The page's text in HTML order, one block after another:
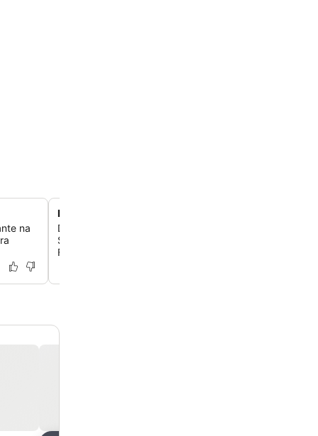
na
Localização tranquila em Akrotiri
Descubra um refúgio sereno em Akrotiri, uma parte
Santorini, que oferece belas vistas do pôr do sol e fácil
Farol de Akrotiri.